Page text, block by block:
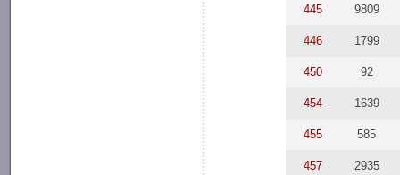
445 9809
446 1799
450 92
454 1639
455 585
457 2935